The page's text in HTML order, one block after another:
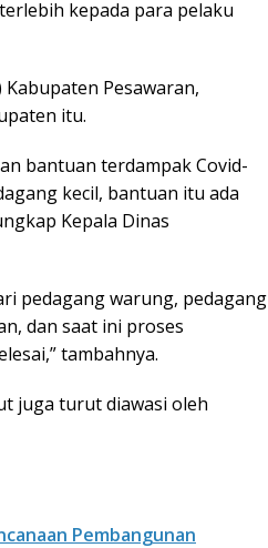
kepada para pelaku
Pesawaran,
itu.
bantuan terdampak Covid-
kecil, bantuan itu ada
Kepala Dinas
pedagang warung, pedagang
dan saat ini proses
tambahnya.
juga turut diawasi oleh
Pembangunan